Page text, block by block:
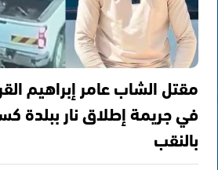
مقتل الشاب عامر إبراهيم
في جريمة إطلاق نار ببلدة
بالنقب